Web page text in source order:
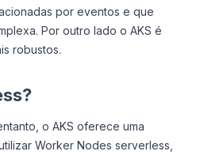
por eventos e que
Por outro lado o AKS é
robustos.
o AKS oferece uma
Worker Nodes serverless,